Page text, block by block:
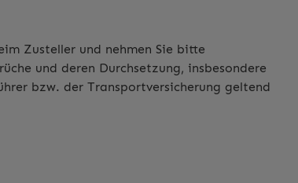
Zusteller und nehmen Sie bitte
und deren Durchsetzung, insbesondere
bzw. der Transportversicherung geltend